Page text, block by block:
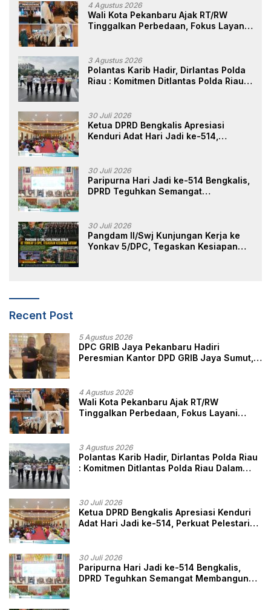
4 Agustus 2026
Wali Kota Pekanbaru Ajak RT/RW
Tinggalkan Perbedaan, Fokus Layani
3 Agustus 2026
Polantas Karib Hadir, Dirlantas Polda
Riau : Komitmen Ditlantas Polda Riau
Masyarakat
30 Juli 2026
Ketua DPRD Bengkalis Apresiasi
Kenduri Adat Hari Jadi ke-514,
30 Juli 2026
Paripurna Hari Jadi ke-514 Bengkalis,
DPRD Teguhkan Semangat
30 Juli 2026
Pangdam II/Swj Kunjungan Kerja ke
Yonkav 5/DPC, Tegaskan Kesiapan
Recent Post
5 Agustus 2026
DPC GRIB Jaya Pekanbaru Hadiri
Peresmian Kantor DPD GRIB Jaya Sumut,
4 Agustus 2026
Wali Kota Pekanbaru Ajak RT/RW
Tinggalkan Perbedaan, Fokus Layani
3 Agustus 2026
Polantas Karib Hadir, Dirlantas Polda Riau
: Komitmen Ditlantas Polda Riau Dalam
30 Juli 2026
Ketua DPRD Bengkalis Apresiasi Kenduri
Adat Hari Jadi ke-514, Perkuat Pelestarian
30 Juli 2026
Paripurna Hari Jadi ke-514 Bengkalis,
DPRD Teguhkan Semangat Membangun